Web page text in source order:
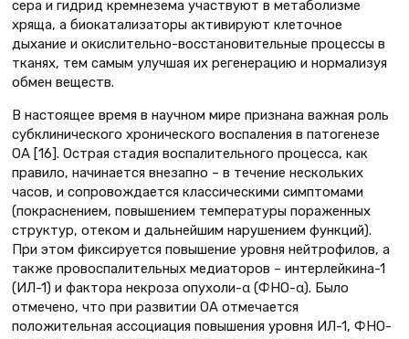
сера и гидрид кремнезема участвуют в метаболизме
хряща, а биокатализаторы активируют клеточное
дыхание и окислительно-восстановительные процессы в
тканях, тем самым улучшая их регенерацию и нормализуя
обмен веществ.
В настоящее время в научном мире признана важная роль
субклинического хронического воспаления в патогенезе
ОА [16]. Острая стадия воспалительного процесса, как
правило, начинается внезапно – в течение нескольких
часов, и сопровождается классическими симптомами
(покраснением, повышением температуры пораженных
структур, отеком и дальнейшим нарушением функций).
При этом фиксируется повышение уровня нейтрофилов, а
также провоспалительных медиаторов – интерлейкина-1
(ИЛ-1) и фактора некроза опухоли-α (ФНО-α). Было
отмечено, что при развитии ОА отмечается
положительная ассоциация повышения уровня ИЛ-1, ФНО-